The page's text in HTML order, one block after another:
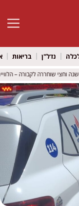
פתח
נדל"ן בריאות
וחצי שוחררה לקבורה –
וחצי שוחררה לקבורה –